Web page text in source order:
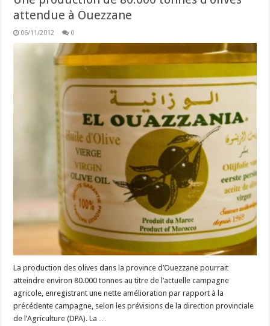
attendue à Ouezzane
06/11/2012 0
La production des olives dans la province d’Ouezzane pourrait
atteindre environ 80.000 tonnes au titre de l’actuelle campagne
agricole, enregistrant une nette amélioration par rapport à la
précédente campagne, selon les prévisions de la direction provinciale
de l’Agriculture (DPA). La …